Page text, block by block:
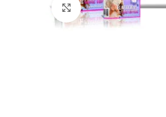
Click para agrandar